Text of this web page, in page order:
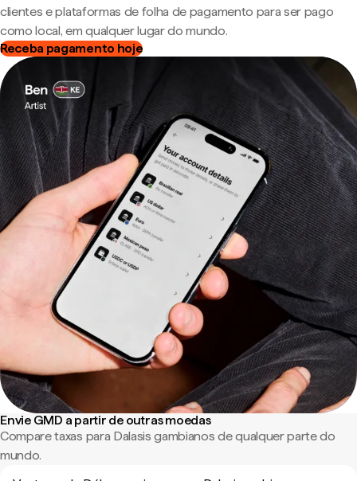
clientes e plataformas de folha de pagamento para ser pago
como local, em qualquer lugar do mundo.
Receba pagamento hoje
Envie GMD a partir de outras moedas
Compare taxas para Dalasis gambianos de qualquer parte do
mundo.